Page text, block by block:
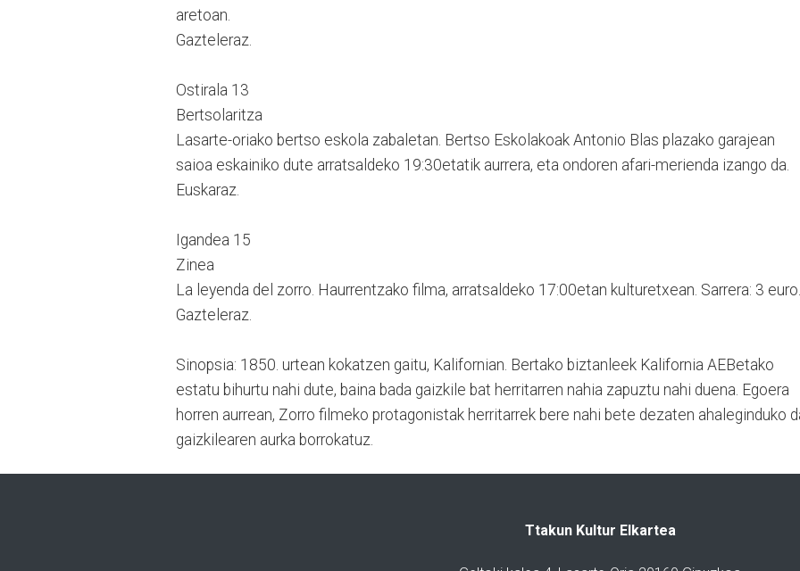
aretoan.
Gazteleraz.
Ostirala 13
Bertsolaritza
Lasarte-oriako bertso eskola zabaletan. Bertso Eskolakoak Antonio Blas plazako garajean
saioa eskainiko dute arratsaldeko 19:30etatik aurrera, eta ondoren afari-merienda izango da.
Euskaraz.
Igandea 15
Zinea
La leyenda del zorro. Haurrentzako filma, arratsaldeko 17:00etan kulturetxean. Sarrera: 3 euro.
Gazteleraz.
Sinopsia: 1850. urtean kokatzen gaitu, Kalifornian. Bertako biztanleek Kalifornia AEBetako
estatu bihurtu nahi dute, baina bada gaizkile bat herritarren nahia zapuztu nahi duena. Egoera
horren aurrean, Zorro filmeko protagonistak herritarrek bere nahi bete dezaten ahaleginduko
gaizkilearen aurka borrokatuz.
Ttakun Kultur Elkartea